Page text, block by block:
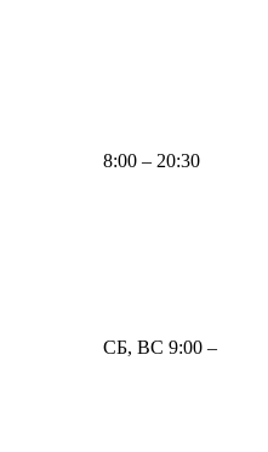
8:00 – 20:30
СБ, ВС 9:00 –